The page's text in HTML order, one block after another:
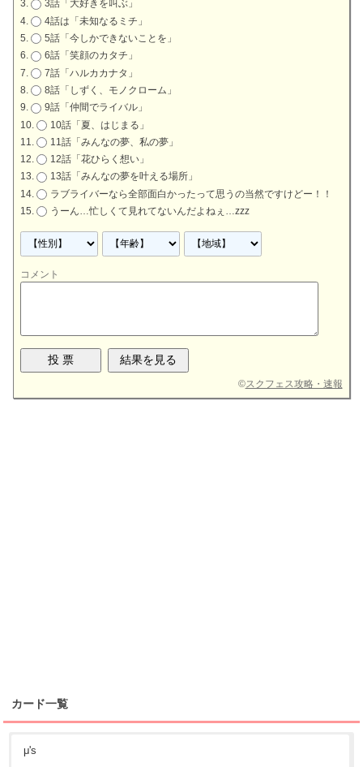
3話「大好きを叫ぶ」
4話は「未知なるミチ」
5話「今しかできないことを」
6話「笑顔のカタチ」
7話「ハルカカナタ」
8話「しずく、モノクローム」
9話「仲間でライバル」
10話「夏、はじまる」
11話「みんなの夢、私の夢」
12話「花ひらく想い」
13話「みんなの夢を叶える場所」
ラブライバーなら全部面白かったって思うの当然ですけどー！！
うーん…忙しくて見れてないんだよねぇ…zzz
コメント
©スクフェス攻略・速報
カード一覧
μ's